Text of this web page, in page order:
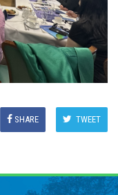
TWEET
SHARE